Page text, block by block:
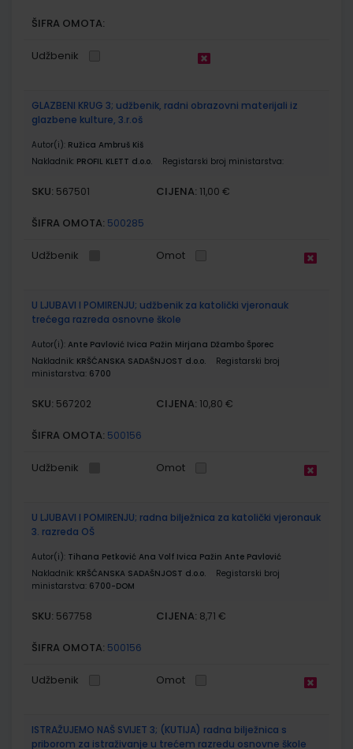
ŠIFRA OMOTA:
Udžbenik
GLAZBENI KRUG 3; udžbenik, radni obrazovni materijali iz
glazbene kulture, 3.r.oš
Autor(i): Ružica Ambruš Kiš
Nakladnik: PROFIL KLETT d.o.o. Registarski broj ministarstva:
SKU: 567501 CIJENA: 11,00 €
ŠIFRA OMOTA: 500285
Udžbenik Omot
U LJUBAVI I POMIRENJU; udžbenik za katolički vjeronauk
trećega razreda osnovne škole
Autor(i): Ante Pavlović Ivica Pažin Mirjana Džambo Šporec
Nakladnik: KRŠĆANSKA SADAŠNJOST d.o.o.
Registarski broj
ministarstva: 6700
SKU: 567202 CIJENA: 10,80 €
ŠIFRA OMOTA: 500156
Udžbenik Omot
U LJUBAVI I POMIRENJU; radna bilježnica za katolički vjeronauk
3. razreda OŠ
Autor(i): Tihana Petković Ana Volf Ivica Pažin Ante Pavlović
Nakladnik: KRŠĆANSKA SADAŠNJOST d.o.o.
Registarski broj
ministarstva: 6700-DOM
SKU: 567758 CIJENA: 8,71 €
ŠIFRA OMOTA: 500156
Udžbenik Omot
ISTRAŽUJEMO NAŠ SVIJET 3; (KUTIJA) radna bilježnica s
priborom za istraživanje u trećem razredu osnovne škole